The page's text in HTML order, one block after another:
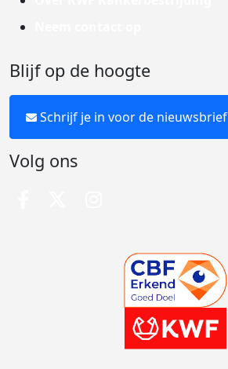
Blijf op de hoogte
Schrijf je in voor de nieuwsbrief
Volg ons